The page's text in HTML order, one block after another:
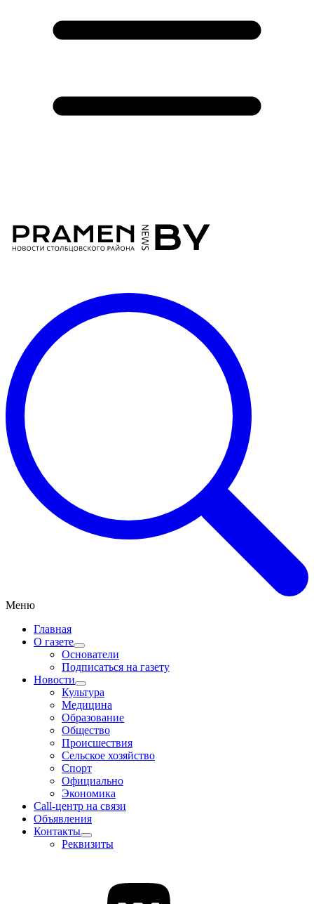
Меню
Главная
О газете
Основатели
Подписаться на газету
Новости
Культура
Медицина
Образование
Общество
Происшествия
Сельское хозяйство
Спорт
Официально
Экономика
Call-центр на связи
Объявления
Контакты
Реквизиты